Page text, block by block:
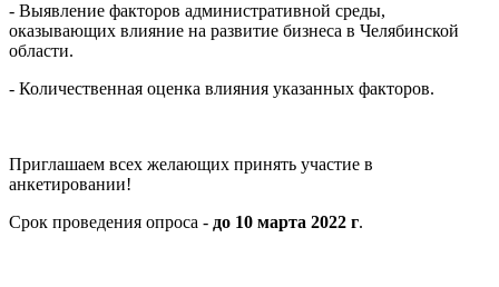
- Выявление факторов административной среды,
оказывающих влияние на развитие бизнеса в Челябинской
области.
- Количественная оценка влияния указанных факторов.
Приглашаем всех желающих принять участие в
анкетировании!
Срок проведения опроса - до 10 марта 2022 г.